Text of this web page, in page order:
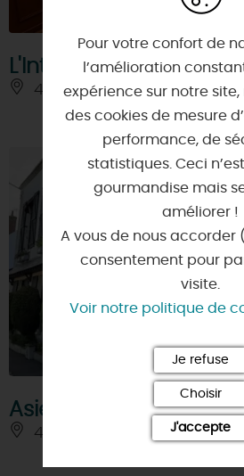
L'Intention
45150 - JARGEAU
Asie Pacifique
45150 - JARGEAU
Pour votre confort de
l’amélioration
expérience sur notre site,
des cookies de mesure
performance, de
statistiques. Ceci
gourmandise mais
améliorer !
A vous de nous accorder
consentement pour
visite.
Voir notre politique de
Je refuse
Choisir
J'accepte